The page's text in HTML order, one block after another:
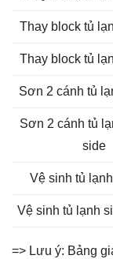
Thay block tủ
Thay block tủ
Sơn 2 cánh tủ
Sơn 2 cánh tủ
side
Vệ sinh tủ
Vệ sinh tủ lạnh
=> Lưu ý: Bảng